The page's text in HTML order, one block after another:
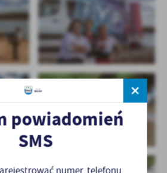
powiadomień
SMS